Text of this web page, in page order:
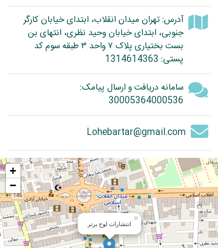
آدرس: تهران میدان انقلاب، ابتدای خیابان کارگر
جنوبی، ابتدای خیابان وحید نظری، انتهای بن
بست بختیاری پلاک ۷ واحد ۳ طبقه سوم کد
پستی: 1314614363
سامانه دریافت و ارسال پیامک:
30005364000536
Lohebartar@gmail.com
انتشارات لوح برتر
×
+
−